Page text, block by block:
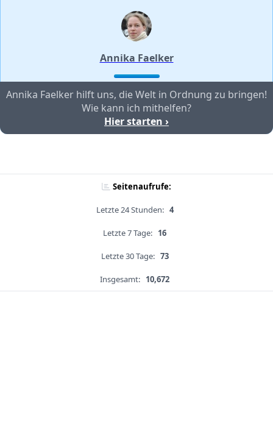
Annika Faelker
Annika Faelker hilft uns, die Welt in Ordnung zu bringen!
Wie kann ich mithelfen?
Hier starten ›
Seitenaufrufe:
Letzte 24 Stunden: 4
Letzte 7 Tage: 16
Letzte 30 Tage: 73
Insgesamt: 10,672